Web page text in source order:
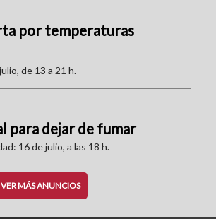
por temperaturas
de 13 a 21 h.
para dejar de fumar
16 de julio, a las 18 h.
VER MÁS ANUNCIOS